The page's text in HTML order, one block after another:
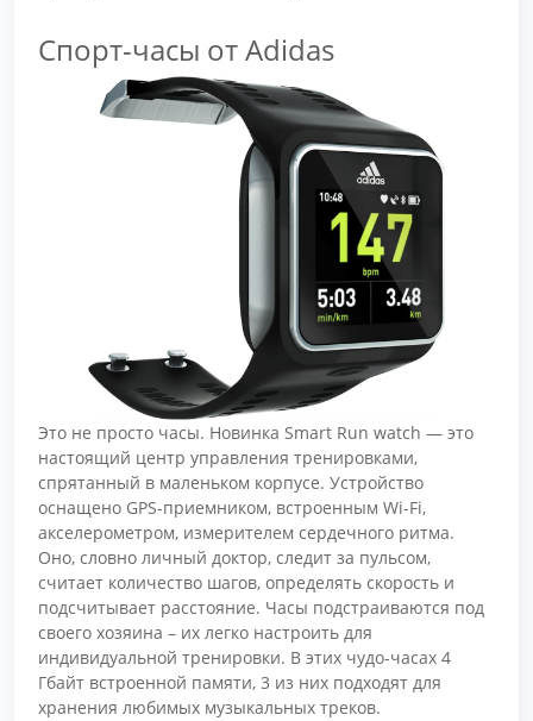
Спорт-часы от Adidas
Это не просто часы. Новинка Smart Run watch — это
настоящий центр управления тренировками,
спрятанный в маленьком корпусе. Устройство
оснащено GPS-приемником, встроенным Wi-Fi,
акселерометром, измерителем сердечного ритма.
Оно, словно личный доктор, следит за пульсом,
считает количество шагов, определять скорость и
подсчитывает расстояние. Часы подстраиваются под
своего хозяина – их легко настроить для
индивидуальной тренировки. В этих чудо-часах 4
Гбайт встроенной памяти, 3 из них подходят для
хранения любимых музыкальных треков.